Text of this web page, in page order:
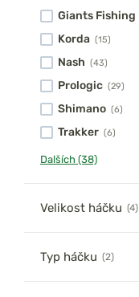
Giants Fishing
Korda (15)
Nash (43)
Prologic (29)
Shimano (6)
Trakker (6)
Dalších (38)
Velikost háčku (4)
Typ háčku (2)